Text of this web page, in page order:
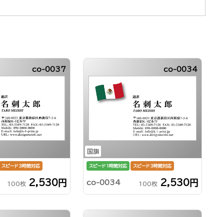
co-0037
スピード3時間対応
100枚 2,530円
国旗
co-0034
スピード1時間対応 スピード3時間対応
co-0034 100枚 2,530円